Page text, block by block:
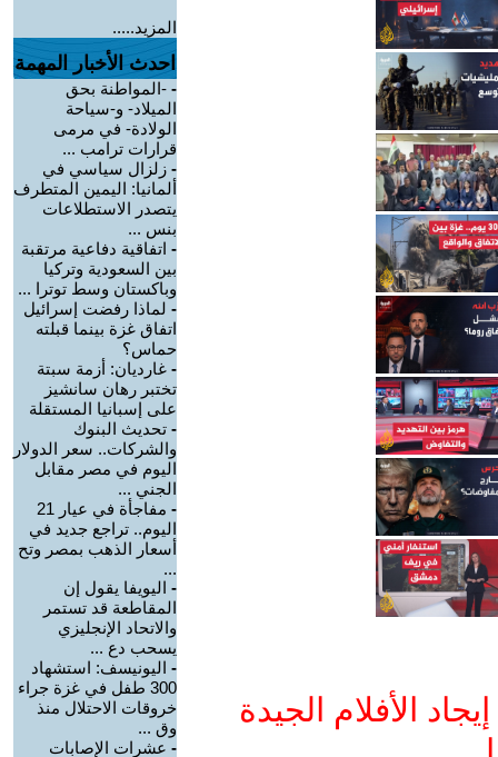
الأفلام الجيدة
المزيد.....
احدث الأخبار المهمة
- -المواطنة بحق
الميلاد- و-سياحة
الولادة- في مرمى
قرارات ترامب ...
- زلزال سياسي في
ألمانيا: اليمين المتطرف
يتصدر الاستطلاعات
بنس ...
- اتفاقية دفاعية مرتقبة
بين السعودية وتركيا
وباكستان وسط توترا ...
- لماذا رفضت إسرائيل
اتفاق غزة بينما قبلته
حماس؟
- غارديان: أزمة سبتة
تختبر رهان سانشيز
على إسبانيا المستقلة
- تحديث البنوك
والشركات.. سعر الدولار
اليوم في مصر مقابل
الجني ...
-
مفاجأة في عيار 21
اليوم.. تراجع جديد في
أسعار الذهب بمصر وتح
...
- اليويفا يقول إن
المقاطعة قد تستمر
والاتحاد الإنجليزي
يسحب دع ...
- اليونيسف: استشهاد
300 طفل في غزة جراء
خروقات الاحتلال منذ
وق ...
- عشرات الإصابات